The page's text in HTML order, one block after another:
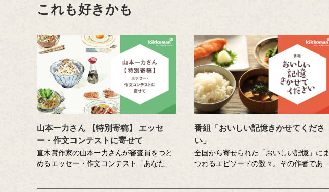
これも好きかも
山本一力さん 【特別寄稿】 エッセ
ー・作文コンテストに寄せて
直木賞作家の山本一力さんが審査員をつと
めるエッセー・作文コンテスト「あなたの
番組「おいしい記憶きかせてくださ
い」
全国から寄せられた「おいしい記憶」にま
つわるエピソードの数々。その作者である